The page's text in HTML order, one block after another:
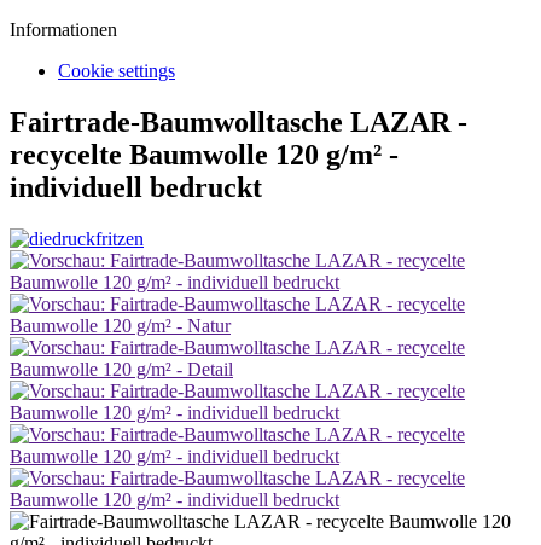
Informationen
Cookie settings
Fairtrade-Baumwolltasche LAZAR -
recycelte Baumwolle 120 g/m² -
individuell bedruckt